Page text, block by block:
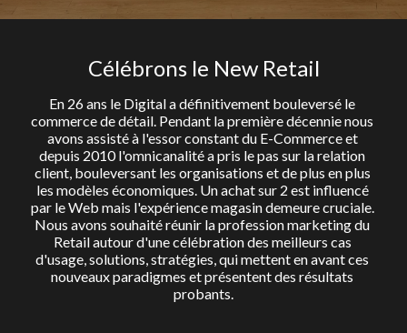
Tous les Cas d'OR
Célébrons le New Retail
En 26 ans le Digital a définitivement bouleversé le
commerce de détail. Pendant la première décennie nous
avons assisté à l'essor constant du E-Commerce et
depuis 2010 l'omnicanalité a pris le pas sur la relation
client, bouleversant les organisations et de plus en plus
les modèles économiques. Un achat sur 2 est influencé
par le Web mais l'expérience magasin demeure cruciale.
Nous avons souhaité réunir la profession marketing du
Retail autour d'une célébration des meilleurs cas
d'usage, solutions, stratégies, qui mettent en avant ces
nouveaux paradigmes et présentent des résultats
probants.